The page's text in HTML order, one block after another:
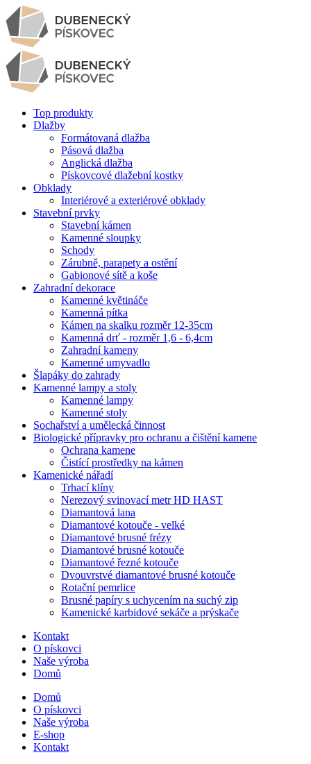
Top produkty
Dlažby
Formátovaná dlažba
Pásová dlažba
Anglická dlažba
Pískovcové dlažební kostky
Obklady
Interiérové a exteriérové obklady
Stavební prvky
Stavební kámen
Kamenné sloupky
Schody
Zárubně, parapety a ostění
Gabionové sítě a koše
Zahradní dekorace
Kamenné květináče
Kamenná pítka
Kámen na skalku rozměr 12-35cm
Kamenná drť - rozměr 1,6 - 6,4cm
Zahradní kameny
Kamenné umyvadlo
Šlapáky do zahrady
Kamenné lampy a stoly
Kamenné lampy
Kamenné stoly
Sochařství a umělecká činnost
Biologické přípravky pro ochranu a čištění kamene
Ochrana kamene
Čistící prostředky na kámen
Kamenické nářadí
Trhací klíny
Nerezový svinovací metr HD HAST
Diamantová lana
Diamantové kotouče - velké
Diamantové brusné frézy
Diamantové brusné kotouče
Diamantové řezné kotouče
Dvouvrstvé diamantové brusné kotouče
Rotační pemrlice
Brusné papíry s uchycením na suchý zip
Kamenické karbidové sekáče a prýskače
Kontakt
O pískovci
Naše výroba
Domů
Domů
O pískovci
Naše výroba
E-shop
Kontakt